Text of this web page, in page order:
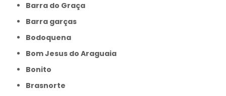
Barra do Graça
Barra garças
Bodoquena
Bom Jesus do Araguaia
Bonito
Brasnorte